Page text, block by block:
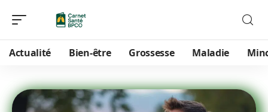
Actualité Bien-être Grossesse Maladie